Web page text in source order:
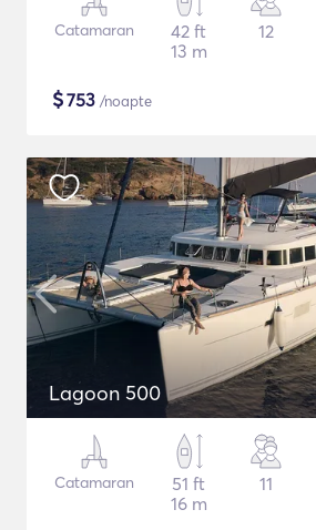
Catamaran
42 ft
13 m
12
$753 /noapte
Lagoon 500
Catamaran
51 ft
16 m
11